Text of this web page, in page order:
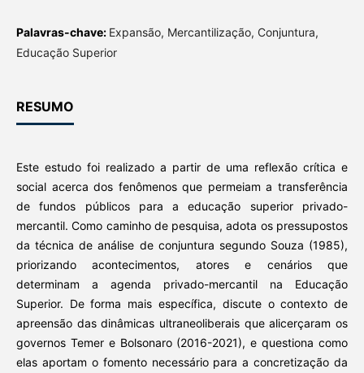
Palavras-chave: Expansão, Mercantilização, Conjuntura,
Educação Superior
RESUMO
Este estudo foi realizado a partir de uma reflexão crítica e
social acerca dos fenômenos que permeiam a transferência
de fundos públicos para a educação superior privado-
mercantil. Como caminho de pesquisa, adota os pressupostos
da técnica de análise de conjuntura segundo Souza (1985),
priorizando acontecimentos, atores e cenários que
determinam a agenda privado-mercantil na Educação
Superior. De forma mais específica, discute o contexto de
apreensão das dinâmicas ultraneoliberais que alicerçaram os
governos Temer e Bolsonaro (2016-2021), e questiona como
elas aportam o fomento necessário para a concretização da